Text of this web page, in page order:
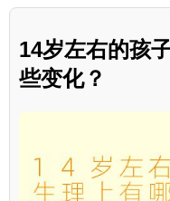
14岁左右的孩
些变化？